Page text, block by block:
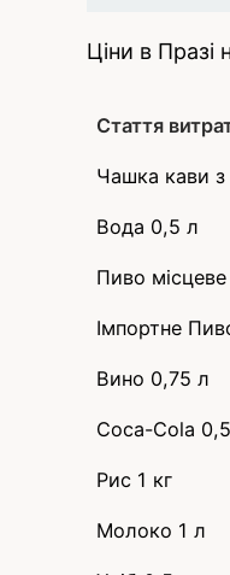
Ціни в Празі
Стаття
Чашка кави
Вода 0,5 л
Пиво
Імпортне
Вино 0,75 л
Coca-Cola
Рис 1 кг
Молоко 1 л